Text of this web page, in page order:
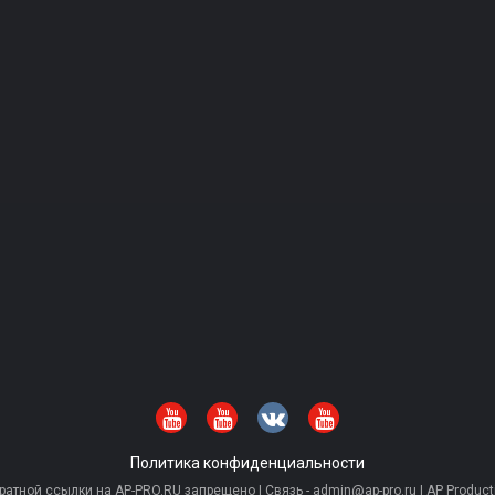
Политика конфиденциальности
ссылки на AP-PRO.RU запрещено | Связь - admin@ap-pro.ru | AP